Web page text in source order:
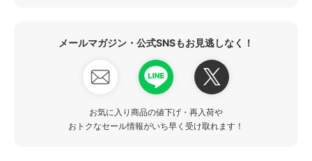
メールマガジン・公式SNSもお見逃しなく！
お気に入り商品の値下げ・再入荷や
おトクなセール情報がいち早く受け取れます！